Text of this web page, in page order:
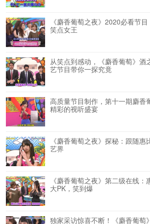
《麝香葡萄之夜》2020必看节
笑点女王
从笑点到感动，《麝香葡萄》酒
艺节目带你一探究竟
高质量节目制作，第十一期麝香
精彩的视听盛宴
《麝香葡萄之夜》探秘：跟随
艺界
《麝香葡萄之夜》第二级在线
大PK，笑到爆
独家采访惊喜不断！《麝香葡萄